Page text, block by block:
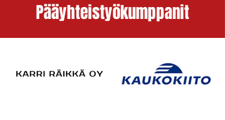
Pääyhteistyökumppanit